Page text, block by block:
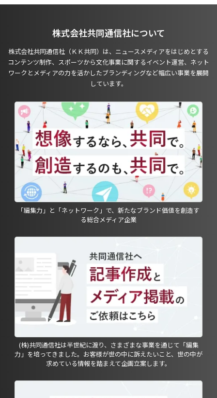
株式会社共同通信社について
株式会社共同通信社（ＫＫ共同）は、ニュースメディアをはじめとする
コンテンツ制作、スポーツから文化事業に関するイベント運営、ネット
ワークとメディアの力を活かしたブランディングなど幅広い事業を展開
しています。
「編集力」と「ネットワーク」で、新たなブランド価値を創造す
る総合メディア企業
(株)共同通信社は半世紀に渡り、さまざまな事業を通じて「編集
力」を培ってきました。お客様が世の中に訴えたいこと、世の中が
求めている情報を踏まえて企画立案します。